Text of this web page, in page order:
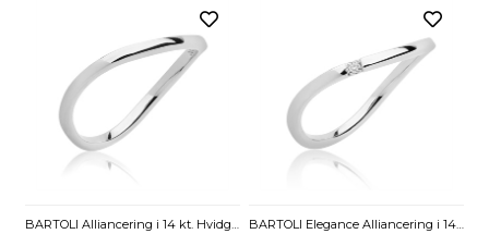
BARTOLI Alliancering i 14 kt. Hvidguld BARTOLI Elegance Alliancering i 14 kt. Hvidguld med Diamant - 0,01 ct.